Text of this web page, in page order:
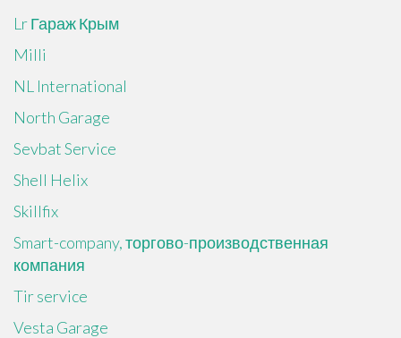
Lr Гараж Крым
Milli
NL International
North Garage
Sevbat Service
Shell Helix
Skillfix
Smart-company, торгово-производственная
компания
Tir service
Vesta Garage